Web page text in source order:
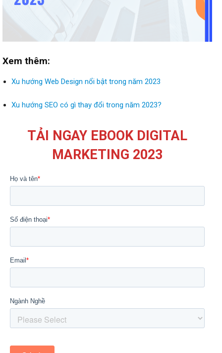
Xem thêm:
Xu hướng Web Design nổi bật trong năm 2023
Xu hướng SEO có gì thay đổi trong năm 2023?
TẢI NGAY EBOOK DIGITAL
MARKETING 2023